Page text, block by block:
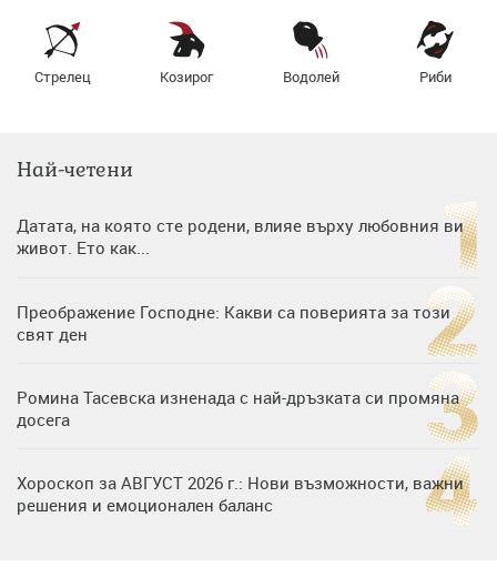
Стрелец Козирог Водолей Риби
Най-четени
Датата, на която сте родени, влияе върху любовния ви
живот. Ето как...
Преображение Господне: Какви са поверията за този
свят ден
Ромина Тасевска изненада с най-дръзката си промяна
досега
Хороскоп за АВГУСТ 2026 г.: Нови възможности, важни
решения и емоционален баланс